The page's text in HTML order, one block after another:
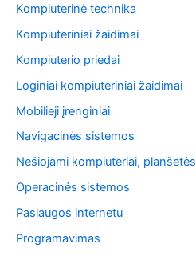
Kompiuterinė technika
Kompiuteriniai žaidimai
Kompiuterio priedai
Loginiai kompiuteriniai žaidimai
Mobilieji įrenginiai
Navigacinės sistemos
Nešiojami kompiuteriai, planšetės
Operacinės sistemos
Paslaugos internetu
Programavimas